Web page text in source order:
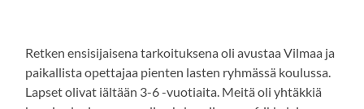
Retken ensisijaisena tarkoituksena oli avustaa Vilmaa ja
paikallista opettajaa pienten lasten ryhmässä koulussa.
Lapset olivat iältään 3-6 -vuotiaita. Meitä oli yhtäkkiä